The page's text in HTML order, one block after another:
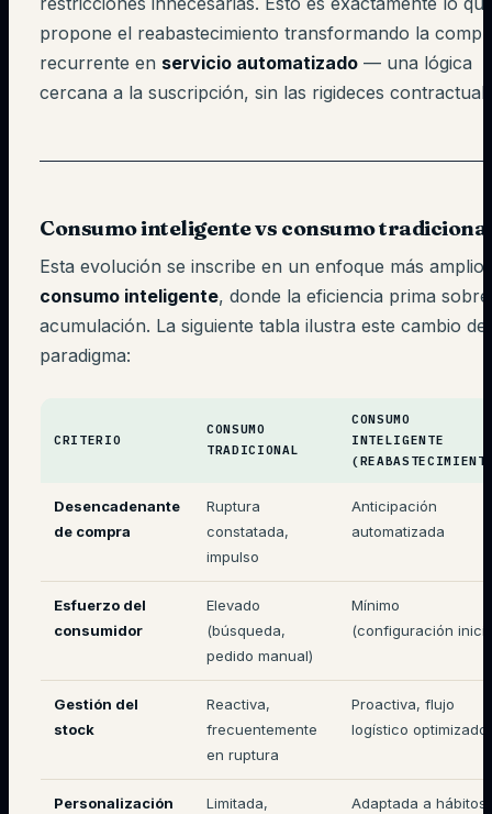
propone el reabastecimiento transformando la
recurrente en servicio automatizado — una lógica
cercana a la suscripción, sin las rigideces
Consumo inteligente vs consumo
Esta evolución se inscribe en un enfoque más amplio
consumo inteligente, donde la eficiencia prima
acumulación. La siguiente tabla ilustra este cambio de
paradigma:
CRITERIO
CONSUMO
TRADICIONAL
CONSUMO
INTELIGENTE
Desencadenante
de compra
Ruptura
constatada,
impulso
Anticipación
automatizada
Esfuerzo del
consumidor
Elevado
(búsqueda,
pedido manual)
Mínimo
(configuración
Gestión del
stock
Reactiva,
frecuentemente
en ruptura
Proactiva, flujo
logístico optimizado
Personalización
Limitada,
Adaptada a hábitos